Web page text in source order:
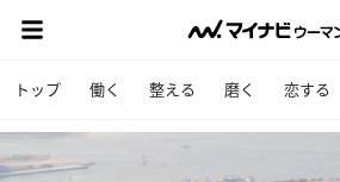
トップ 働く 整える 磨く 恋する